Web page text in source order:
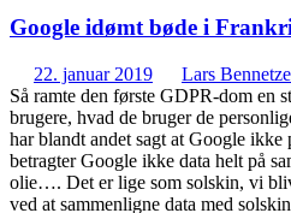
Google idømt bøde i
22. januar 2019
Lars
Så ramte den første GDPR-dom en
brugere, hvad de bruger de
har blandt andet sagt at Google
betragter Google ikke data helt på
olie…. Det er lige som solskin, vi
ved at sammenligne data med